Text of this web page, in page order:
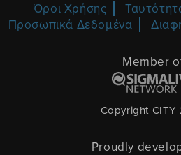
Όροι Χρήσης
Προσωπικά Δεδομένα
Member
Copyright CITY
Proudly